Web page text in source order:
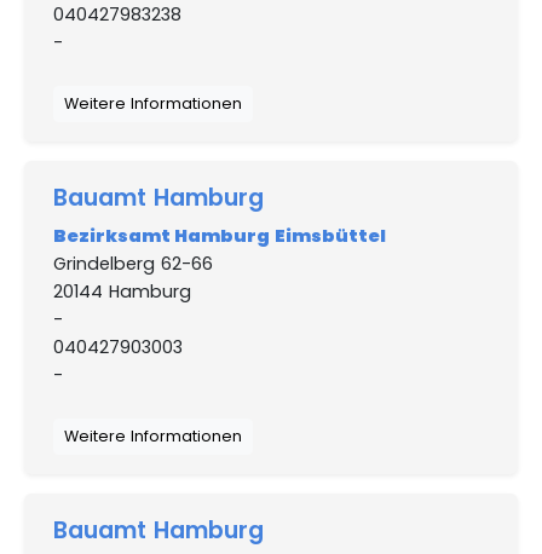
040427983238
-
Weitere Informationen
Bauamt Hamburg
Bezirksamt Hamburg Eimsbüttel
Grindelberg 62-66
20144 Hamburg
-
040427903003
-
Weitere Informationen
Bauamt Hamburg